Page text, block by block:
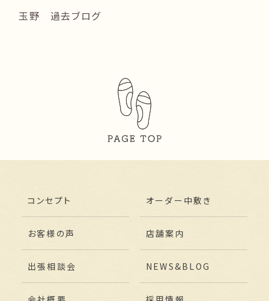
玉野 過去ブログ
コンセプト オーダー中敷き
お客様の声 店舗案内
出張相談会 NEWS&BLOG